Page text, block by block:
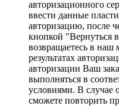
авторизационного
ввести данные
авторизацию, после
кнопкой "Вернуться
возвращаетесь в наш
результатах
авторизации Ваш
выполняться в
условиями. В случае
сможете повторить